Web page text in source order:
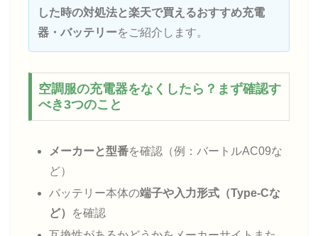
した時の対処法と楽天で買えるおすすめ充電
器・バッテリーをご紹介します。
空調服の充電器をなくしたら？まず確認す
べき3つのこと
メーカーと型番を確認（例：バートルAC09な
ど）
バッテリー本体の端子や入力形式（Type-Cな
ど）
を確認